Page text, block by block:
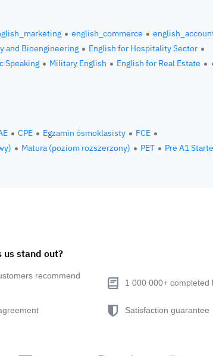
english_commerce
and Bioengineering
English for Hospitality Sector
Speaking Military English English for Real Estate
CPE Egzamin ósmoklasisty
FCE
Matura (poziom rozszerzony) PET
Pre A1
us stand out?
recommend
1 000 000+ completed
Satisfaction guarantee